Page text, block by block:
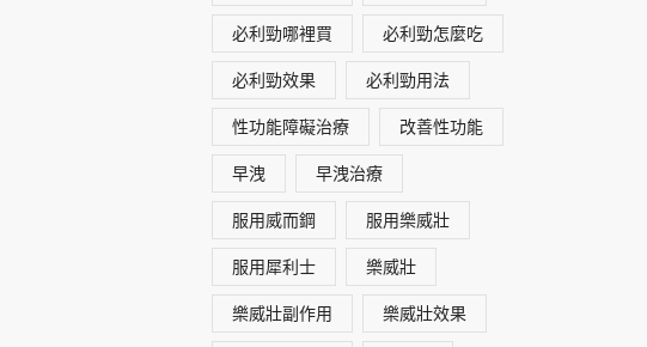
必利勁哪裡買 必利勁怎麼吃
必利勁效果 必利勁用法
性功能障礙治療 改善性功能
早洩 早洩治療
服用威而鋼 服用樂威壯
服用犀利士 樂威壯
樂威壯副作用 樂威壯效果